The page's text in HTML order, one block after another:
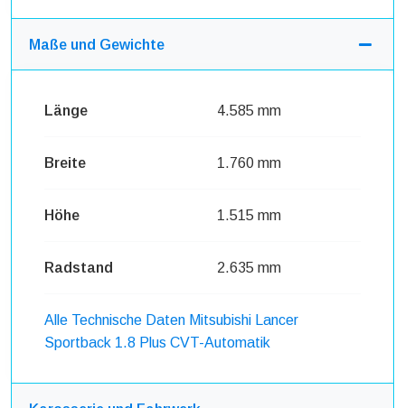
Maße und Gewichte
Länge 4.585 mm
Breite 1.760 mm
Höhe 1.515 mm
Radstand 2.635 mm
Alle Technische Daten Mitsubishi Lancer
Sportback 1.8 Plus CVT-Automatik